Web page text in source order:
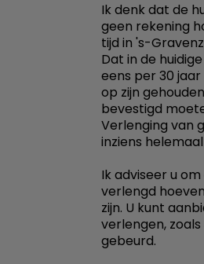
Ik denk dat de
geen rekening
tijd in 's-
Dat in de
eens per 30
op zijn
bevestigd
Verlenging van
inziens
Ik adviseer u
verlengd
zijn. U kunt
verlengen, zoals
gebeurd.